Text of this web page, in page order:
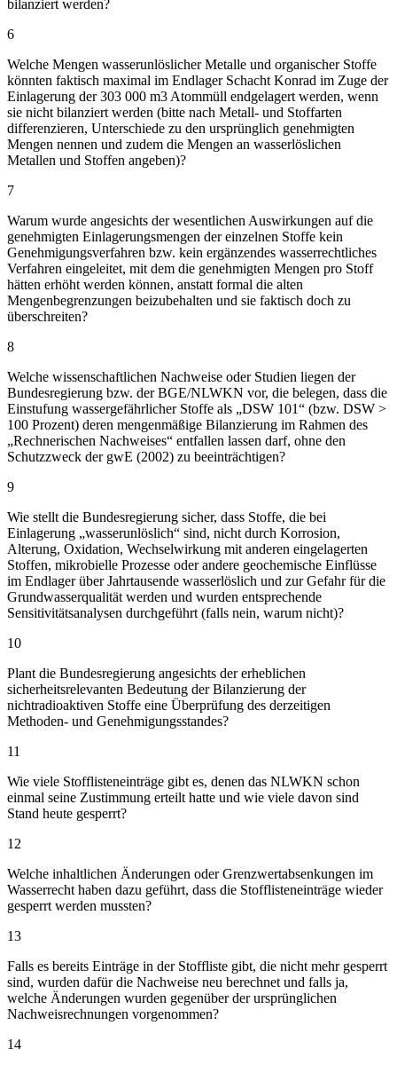
bilanziert werden?
6
Welche Mengen wasserunlöslicher Metalle und organischer Stoffe
könnten faktisch maximal im Endlager Schacht Konrad im Zuge der
Einlagerung der 303 000 m3 Atommüll endgelagert werden, wenn
sie nicht bilanziert werden (bitte nach Metall- und Stoffarten
differenzieren, Unterschiede zu den ursprünglich genehmigten
Mengen nennen und zudem die Mengen an wasserlöslichen
Metallen und Stoffen angeben)?
7
Warum wurde angesichts der wesentlichen Auswirkungen auf die
genehmigten Einlagerungsmengen der einzelnen Stoffe kein
Genehmigungsverfahren bzw. kein ergänzendes wasserrechtliches
Verfahren eingeleitet, mit dem die genehmigten Mengen pro Stoff
hätten erhöht werden können, anstatt formal die alten
Mengenbegrenzungen beizubehalten und sie faktisch doch zu
überschreiten?
8
Welche wissenschaftlichen Nachweise oder Studien liegen der
Bundesregierung bzw. der BGE/NLWKN vor, die belegen, dass die
Einstufung wassergefährlicher Stoffe als „DSW 101“ (bzw. DSW >
100 Prozent) deren mengenmäßige Bilanzierung im Rahmen des
„Rechnerischen Nachweises“ entfallen lassen darf, ohne den
Schutzzweck der gwE (2002) zu beeinträchtigen?
9
Wie stellt die Bundesregierung sicher, dass Stoffe, die bei
Einlagerung „wasserunlöslich“ sind, nicht durch Korrosion,
Alterung, Oxidation, Wechselwirkung mit anderen eingelagerten
Stoffen, mikrobielle Prozesse oder andere geochemische Einflüsse
im Endlager über Jahrtausende wasserlöslich und zur Gefahr für die
Grundwasserqualität werden und wurden entsprechende
Sensitivitätsanalysen durchgeführt (falls nein, warum nicht)?
10
Plant die Bundesregierung angesichts der erheblichen
sicherheitsrelevanten Bedeutung der Bilanzierung der
nichtradioaktiven Stoffe eine Überprüfung des derzeitigen
Methoden- und Genehmigungsstandes?
11
Wie viele Stofflisteneinträge gibt es, denen das NLWKN schon
einmal seine Zustimmung erteilt hatte und wie viele davon sind
Stand heute gesperrt?
12
Welche inhaltlichen Änderungen oder Grenzwertabsenkungen im
Wasserrecht haben dazu geführt, dass die Stofflisteneinträge wieder
gesperrt werden mussten?
13
Falls es bereits Einträge in der Stoffliste gibt, die nicht mehr gesperrt
sind, wurden dafür die Nachweise neu berechnet und falls ja,
welche Änderungen wurden gegenüber der ursprünglichen
Nachweisrechnungen vorgenommen?
14